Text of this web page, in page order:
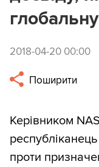
2018-04-20 00:00
Поширити
Керівником
проти